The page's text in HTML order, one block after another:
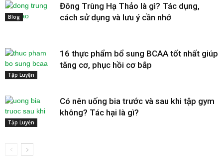
Blog
Đông Trùng Hạ Thảo là gì? Tác dụng,
cách sử dụng và lưu ý cần nhớ
Tập Luyện
16 thực phẩm bổ sung BCAA tốt nhất giúp
tăng cơ, phục hồi cơ bắp
Tập Luyện
Có nên uống bia trước và sau khi tập gym
không? Tác hại là gì?